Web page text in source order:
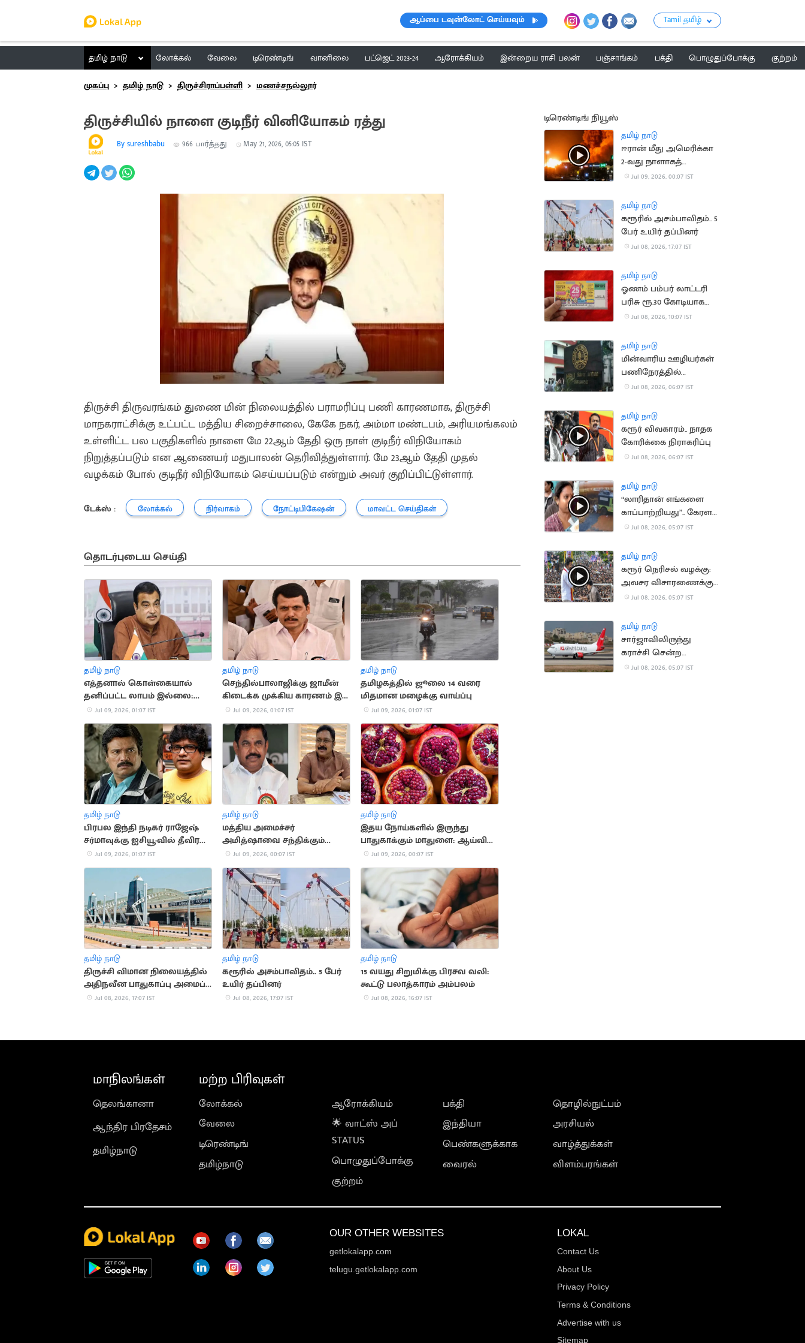
ஆப்பை டவுன்லோட் செய்யவும் Tamil தமிழ்
தமிழ் நாடு லோக்கல் வேலை டிரெண்டிங் வானிலை பட்ஜெட் 2023-24 ஆரோக்கியம் இன்றைய ராசி பலன் பஞ்சாங்கம் பக்தி பொழுதுப்போக்கு
குற்றம்
முகப்பு
தமிழ் நாடு திருச்சிராப்பள்ளி மணச்சநல்லூர்
திருச்சியில் நாளை குடிநீர் வினியோகம் ரத்து
By sureshbabu 966 பார்த்தது May 21, 2026, 05:05 IST
திருச்சி திருவரங்கம் துணை மின் நிலையத்தில் பராமரிப்பு பணி காரணமாக, திருச்சி
மாநகராட்சிக்கு உட்பட்ட மத்திய சிறைச்சாலை, கேகே நகர், அம்மா மண்டபம், அரியமங்கலம்
உள்ளிட்ட பல பகுதிகளில் நாளை மே 22ஆம் தேதி ஒரு நாள் குடிநீர் விநியோகம்
நிறுத்தப்படும் என ஆணையர் மதுபாலன் தெரிவித்துள்ளார். மே 23ஆம் தேதி முதல்
வழக்கம் போல் குடிநீர் விநியோகம் செய்யப்படும் என்றும் அவர் குறிப்பிட்டுள்ளார்.
டேக்ஸ் : லோக்கல் நிர்வாகம் நோட்டிபிகேஷன் மாவட்ட செய்திகள்
தொடர்புடைய செய்தி
தமிழ் நாடு
எத்தனால் கொள்கையால்
தனிப்பட்ட லாபம் இல்லை:
நிதின் கட்காரி
Jul 09, 2026, 01:07 IST
தமிழ் நாடு
செந்தில்பாலாஜிக்கு ஜாமீன்
கிடைக்க முக்கிய காரணம் இது
தான்Jul 09, 2026, 01:07 IST
தமிழ் நாடு
தமிழகத்தில் ஜூலை 14 வரை
மிதமான மழைக்கு வாய்ப்பு
Jul 09, 2026, 01:07 IST
தமிழ் நாடு
பிரபல இந்தி நடிகர் ராஜேஷ்
சர்மாவுக்கு ஐசியூ-வில் தீவிர
சிகிச்சை
Jul 09, 2026, 01:07 IST
தமிழ் நாடு
மத்திய அமைச்சர்
அமித்ஷாவை சந்திக்கும்
இபிஎஸ், டிடிவி?
Jul 09, 2026, 00:07 IST
தமிழ் நாடு
இதய நோய்களில் இருந்து
பாதுகாக்கும் மாதுளை: ஆய்வில்
தகவல்
Jul 09, 2026, 00:07 IST
தமிழ் நாடு
திருச்சி விமான நிலையத்தில்
அதிநவீன பாதுகாப்பு அமைப்பு
நிறுவல்
Jul 08, 2026, 17:07 IST
தமிழ் நாடு
கரூரில் அசம்பாவிதம்.. 5 பேர்
உயிர் தப்பினர்
Jul 08, 2026, 17:07 IST
தமிழ் நாடு
15 வயது சிறுமிக்கு பிரசவ வலி:
கூட்டு பலாத்காரம் அம்பலம்
Jul 08, 2026, 16:07 IST
டிரெண்டிங் நியூஸ்
தமிழ் நாடு
ஈரான் மீது அமெரிக்கா
2-வது நாளாகத்
தாக்குதல்: போர்
Jul 09, 2026, 00:07 IST
தமிழ் நாடு
கரூரில் அசம்பாவிதம்.. 5
பேர் உயிர் தப்பினர்
Jul 08, 2026, 17:07 IST
தமிழ் நாடு
ஓணம் பம்பர் லாட்டரி
பரிசு ரூ.30 கோடியாக
உயர்வு
Jul 08, 2026, 10:07 IST
தமிழ் நாடு
மின்வாரிய ஊழியர்கள்
பணிநேரத்தில்
அடையாள அட்டை
கட்டாயம்
Jul 08, 2026, 06:07 IST
தமிழ் நாடு
கரூர் விவகாரம்.. நாதக
கோரிக்கை நிராகரிப்பு
Jul 08, 2026, 06:07 IST
தமிழ் நாடு
“லாரிதான் எங்களை
காப்பாற்றியது”.. கேரள
நிலச்சரிவில் சிக்கி
Jul 08, 2026, 05:07 IST
தமிழ் நாடு
கரூர் நெரிசல் வழக்கு:
அவசர விசாரணைக்கு
மதுரை கிளை மறுப்பு
Jul 08, 2026, 05:07 IST
தமிழ் நாடு
சார்ஜாவிலிருந்து
கராச்சி சென்ற
விமானம் 5 பேருடன்
Jul 08, 2026, 05:07 IST
மாநிலங்கள்
தெலங்கானா
ஆந்திர பிரதேசம்
தமிழ்நாடு
மற்ற பிரிவுகள்
லோக்கல்
வேலை
டிரெண்டிங்
தமிழ்நாடு
ஆரோக்கியம்
🌟 வாட்ஸ் அப்
STATUS
பொழுதுப்போக்கு
குற்றம்
பக்தி
இந்தியா
பெண்களுக்காக
வைரல்
தொழில்நுட்பம்
அரசியல்
வாழ்த்துக்கள்
விளம்பரங்கள்
OUR OTHER WEBSITES
getlokalapp.com
telugu.getlokalapp.com
LOKAL
Contact Us
About Us
Privacy Policy
Terms & Conditions
Advertise with us
Sitemap